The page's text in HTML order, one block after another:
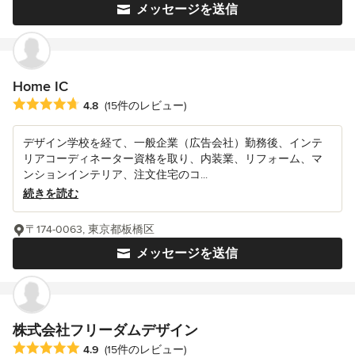
メッセージを送信
Home IC
平均評価：5つ星中 星4.8
4.8 (15件のレビュー)
デザイン学校を経て、一般企業（広告会社）勤務後、インテ
リアコーディネーター資格を取り、内装業、リフォーム、マ
ンションインテリア、注文住宅のコ...
続きを読む
メッセージを送信
〒174-0063, 東京都板橋区
株式会社フリーダムデザイン
平均評価：5つ星中 星4.9
4.9 (15件のレビュー)